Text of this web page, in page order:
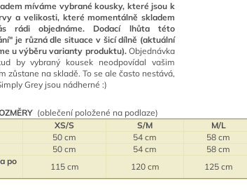
míváme vybrané kousky, které jsou k
a velikosti, které momentálně skladem
rádi objednáme. Dodací lhůta této
je různá dle situace v šicí dílně (aktuální
u výběru varianty produktu).Objednávka
by vybraný kousek neodpovídal vašim
zůstane na skladě. To se ale často nestává,
Grey jsou nádherné :)
(oblečení položené na podlaze)
XS/S
S/M
M/L
50 cm 54 cm
58 cm
50 cm 54 cm
58 cm
po
115 cm 120 cm 125 cm